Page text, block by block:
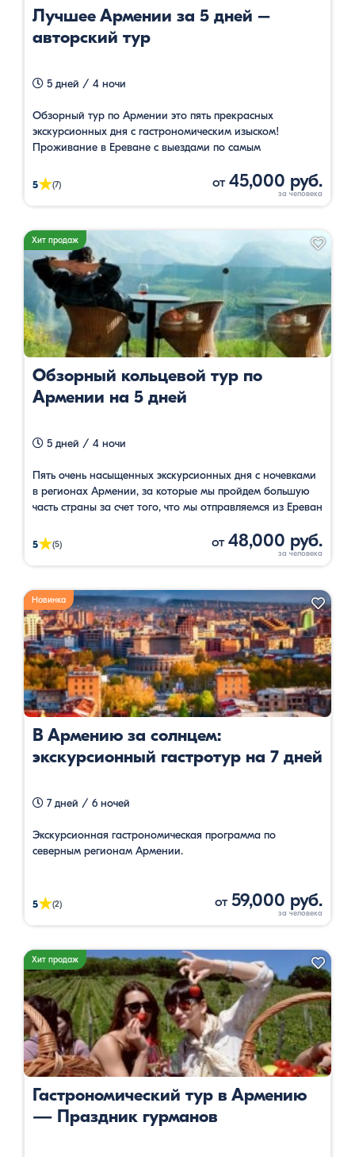
Лучшее Армении за 5 дней –
авторский тур
5 дней / 4 ночи
Обзорный тур по Армении это пять прекрасных
экскурсионных дня с гастрономическим изыском!
Проживание в Ереване с выездами по самым
гарантированными датами.
5★(7) от 45,000 руб.
Хит продаж
Обзорный кольцевой тур по
Армении на 5 дней
5 дней / 4 ночи
Пять очень насыщенных экскурсионных дня с ночевками
в регионах Армении, за которые мы пройдем большую
часть страны за счет того, что мы отправляемся из Ереван
5★(5) от 48,000 руб.
Новинка
В Армению за солнцем:
экскурсионный гастротур на 7 дней
7 дней / 6 ночей
Экскурсионная гастрономическая программа по
северным регионам Армении.
5★(2) от 59,000 руб.
Хит продаж
Гастрономический тур в Армению
— Праздник гурманов